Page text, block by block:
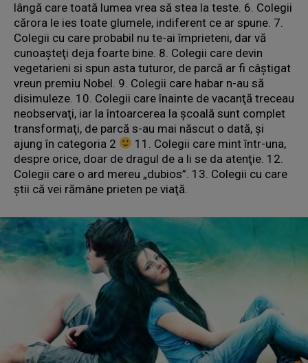
lângă care toată lumea vrea să stea la teste. 6. Colegii
cărora le ies toate glumele, indiferent ce ar spune. 7.
Colegii cu care probabil nu te-ai împrieteni, dar vă
cunoaşteţi deja foarte bine. 8. Colegii care devin
vegetarieni si spun asta tuturor, de parcă ar fi câştigat
vreun premiu Nobel. 9. Colegii care habar n-au să
disimuleze. 10. Colegii care înainte de vacanţă treceau
neobservaţi, iar la întoarcerea la şcoală sunt complet
transformaţi, de parcă s-au mai născut o dată, şi
ajung în categoria 2
11. Colegii care mint într-una,
despre orice, doar de dragul de a li se da atenţie. 12.
Colegii care o ard mereu „dubios”. 13. Colegii cu care
ştii că vei rămâne prieten pe viaţă.